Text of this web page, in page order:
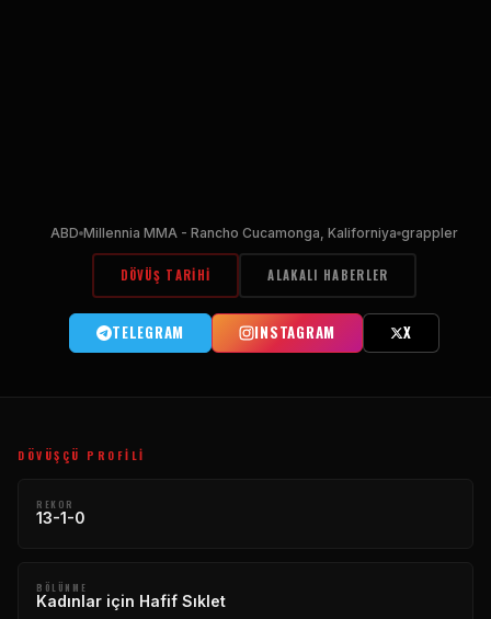
ABD Millennia MMA - Rancho Cucamonga, Kaliforniya grappler
DÖVÜŞ TARIHI ALAKALI HABERLER
TELEGRAM INSTAGRAM X
DÖVÜŞÇÜ PROFILI
REKOR
13-1-0
BÖLÜNME
Kadınlar için Hafif Sıklet